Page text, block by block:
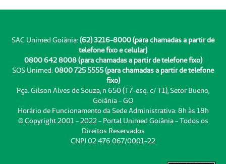
SAC Unimed Goiânia: (62) 3216-8000 (para chamadas a partir de
telefone fixo e celular)
0800 642 8008 (para chamadas a partir de telefone fixo)
SOS Unimed: 0800 725 5555 (para chamadas a partir de telefone
fixo)
Pça. Gilson Alves de Souza, n 650 (T7-esq. c/ T1), Setor Bueno,
Goiânia - GO
Horário de Funcionamento da Sede Administrativa: 8h às 18h
© Copyright 2001 - 2022 - Portal Unimed Goiânia - Todos os
Direitos Reservados
CNPJ 02.476.067/0001-22